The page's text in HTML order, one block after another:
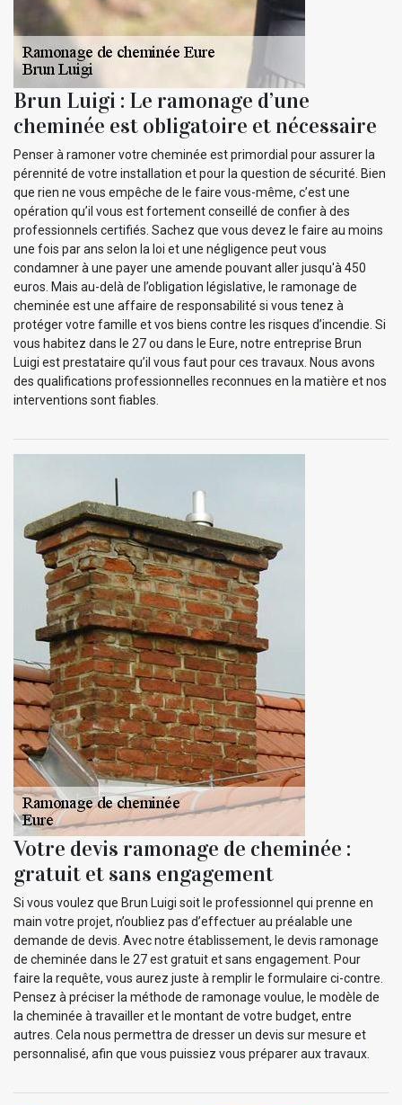
Brun Luigi : Le ramonage d’une
cheminée est obligatoire et nécessaire
Penser à ramoner votre cheminée est primordial pour assurer la
pérennité de votre installation et pour la question de sécurité. Bien
que rien ne vous empêche de le faire vous-même, c’est une
opération qu’il vous est fortement conseillé de confier à des
professionnels certifiés. Sachez que vous devez le faire au moins
une fois par ans selon la loi et une négligence peut vous
condamner à une payer une amende pouvant aller jusqu'à 450
euros. Mais au-delà de l’obligation législative, le ramonage de
cheminée est une affaire de responsabilité si vous tenez à
protéger votre famille et vos biens contre les risques d’incendie. Si
vous habitez dans le 27 ou dans le Eure, notre entreprise Brun
Luigi est prestataire qu’il vous faut pour ces travaux. Nous avons
des qualifications professionnelles reconnues en la matière et nos
interventions sont fiables.
Votre devis ramonage de cheminée :
gratuit et sans engagement
Si vous voulez que Brun Luigi soit le professionnel qui prenne en
main votre projet, n’oubliez pas d’effectuer au préalable une
demande de devis. Avec notre établissement, le devis ramonage
de cheminée dans le 27 est gratuit et sans engagement. Pour
faire la requête, vous aurez juste à remplir le formulaire ci-contre.
Pensez à préciser la méthode de ramonage voulue, le modèle de
la cheminée à travailler et le montant de votre budget, entre
autres. Cela nous permettra de dresser un devis sur mesure et
personnalisé, afin que vous puissiez vous préparer aux travaux.